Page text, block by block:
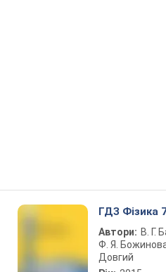
ГДЗ Фізика
Автори: В. Г.
Ф. Я.
Довгий